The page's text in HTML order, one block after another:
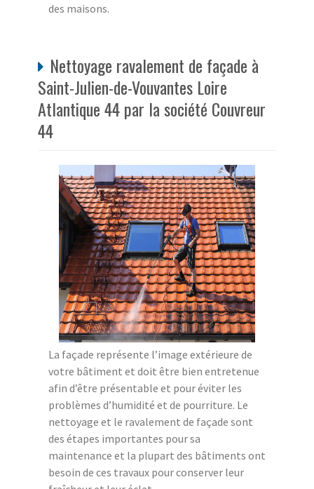
des maisons.
Nettoyage ravalement de façade à
Saint-Julien-de-Vouvantes Loire
Atlantique 44 par la société Couvreur
44
La façade représente l’image extérieure de
votre bâtiment et doit être bien entretenue
afin d’être présentable et pour éviter les
problèmes d’humidité et de pourriture. Le
nettoyage et le ravalement de façade sont
des étapes importantes pour sa
maintenance et la plupart des bâtiments ont
besoin de ces travaux pour conserver leur